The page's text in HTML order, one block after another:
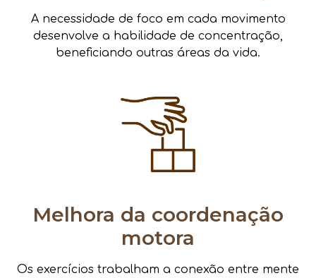
A necessidade de foco em cada movimento
desenvolve a habilidade de concentração,
beneficiando outras áreas da vida.
Melhora da coordenação
motora
Os exercícios trabalham a conexão entre mente